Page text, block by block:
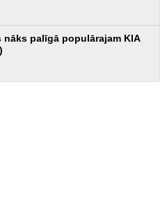
nāks palīgā populārajam KIA